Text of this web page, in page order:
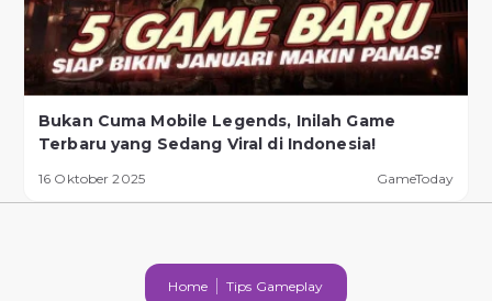
Bukan Cuma Mobile Legends, Inilah Game
Terbaru yang Sedang Viral di Indonesia!
16 Oktober 2025 GameToday
Home Tips Gameplay